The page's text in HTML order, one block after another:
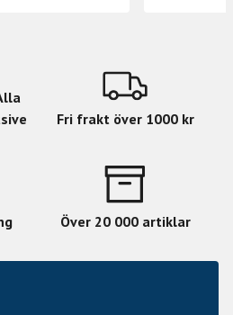
Fri frakt över 1000 kr
Över 20 000 artiklar